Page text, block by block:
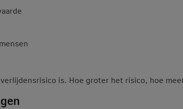
is. Hoe groter het risico, hoe